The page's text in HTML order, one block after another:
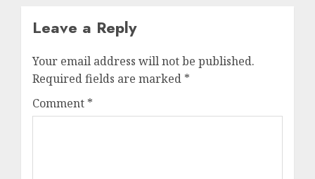
Leave a Reply
Your email address will not be published.
Required fields are marked *
Comment *